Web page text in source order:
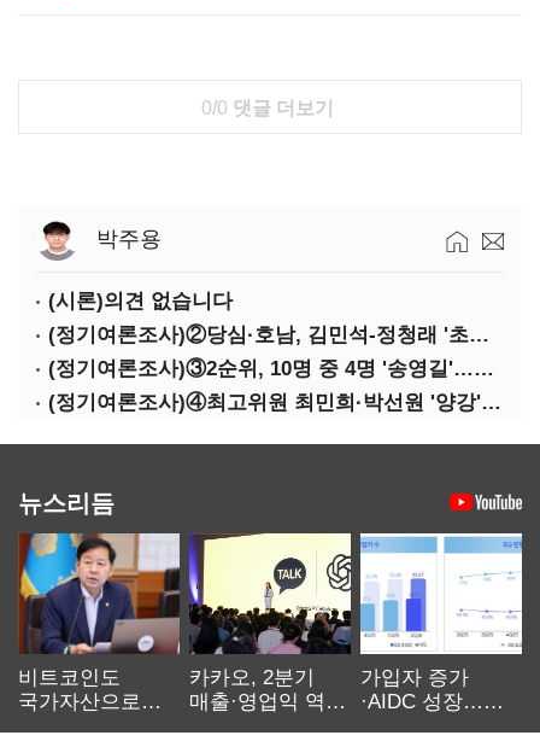
0/0 댓글 더보기
박주용
(시론)의견 없습니다
(정기여론조사)②당심·호남, 김민석-정청래 '초접전'
(정기여론조사)③2순위, 10명 중 4명 '송영길'…정청래 '한 자릿수'
(정기여론조사)④최고위원 최민희·박선원 '양강'…서미화·이성윤·임미애 뒤이어
뉴스리듬
비트코인도
국가자산으로…'
카카오, 2분기
매출·영업익 역대
가입자 증가
·AIDC 성장…